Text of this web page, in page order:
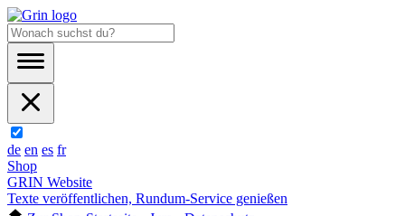
de en es fr
Shop
GRIN Website
Texte veröffentlichen, Rundum-Service genießen